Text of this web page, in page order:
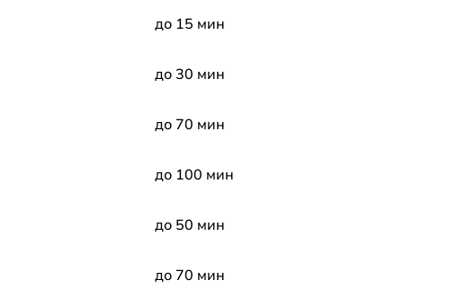
до 15 мин
до 30 мин
до 70 мин
до 100 мин
до 50 мин
до 70 мин